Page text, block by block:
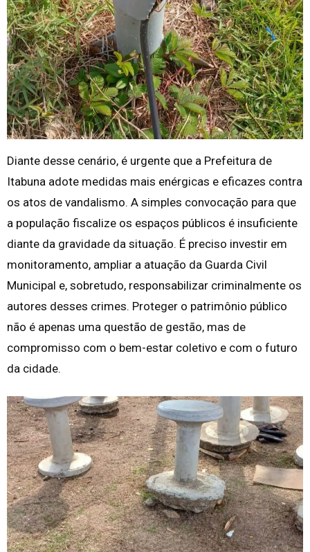
Diante desse cenário, é urgente que a Prefeitura de
Itabuna adote medidas mais enérgicas e eficazes contra
os atos de vandalismo. A simples convocação para que
a população fiscalize os espaços públicos é insuficiente
diante da gravidade da situação. É preciso investir em
monitoramento, ampliar a atuação da Guarda Civil
Municipal e, sobretudo, responsabilizar criminalmente os
autores desses crimes. Proteger o patrimônio público
não é apenas uma questão de gestão, mas de
compromisso com o bem-estar coletivo e com o futuro
da cidade.